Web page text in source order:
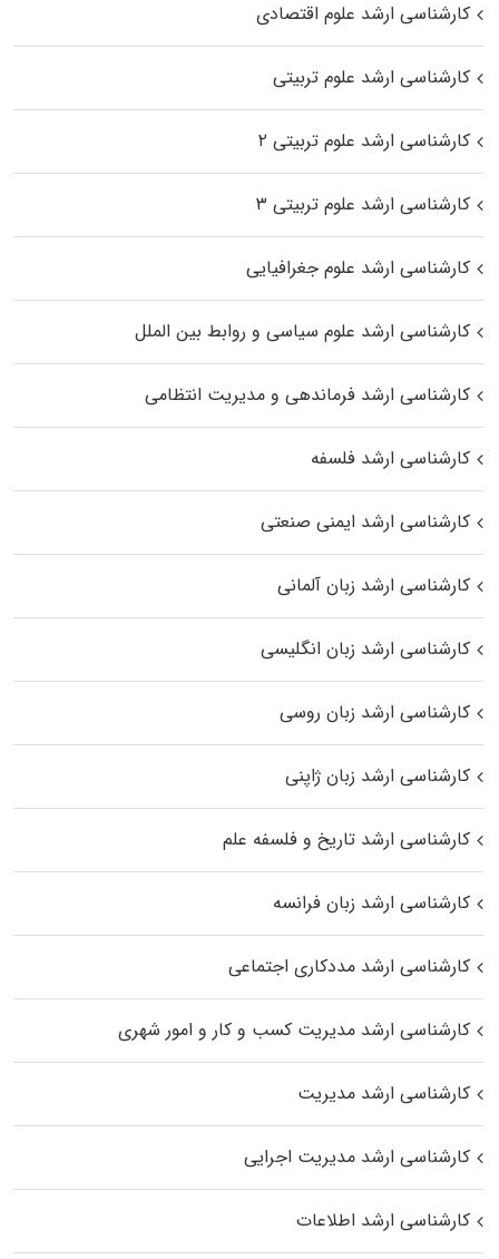
کارشناسی ارشد علوم اقتصادی
کارشناسی ارشد علوم تربیتی
کارشناسی ارشد علوم تربیتی ۲
کارشناسی ارشد علوم تربیتی ۳
کارشناسی ارشد علوم جغرافیایی
کارشناسی ارشد علوم سیاسی و روابط بین الملل
کارشناسی ارشد فرماندهی و مدیریت انتظامی
کارشناسی ارشد فلسفه
کارشناسی ارشد ایمنی صنعتی
کارشناسی ارشد زبان آلمانی
کارشناسی ارشد زبان انگلیسی
کارشناسی ارشد زبان روسی
کارشناسی ارشد زبان ژاپنی
کارشناسی ارشد تاریخ و فلسفه علم
کارشناسی ارشد زبان فرانسه
کارشناسی ارشد مددکاری اجتماعی
کارشناسی ارشد مدیریت کسب و کار و امور شهری
کارشناسی ارشد مدیریت
کارشناسی ارشد مدیریت اجرایی
کارشناسی ارشد اطلاعات